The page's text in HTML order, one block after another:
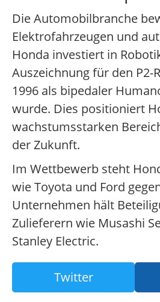
Die Automobilbranche
Elektrofahrzeugen und
Honda investiert in
Auszeichnung für den P2-
1996 als bipedaler
wurde. Dies positioniert
wachstumsstarken
der Zukunft.
Im Wettbewerb steht
wie Toyota und Ford
Unternehmen hält
Zulieferern wie Musashi
Stanley Electric.
Twitter